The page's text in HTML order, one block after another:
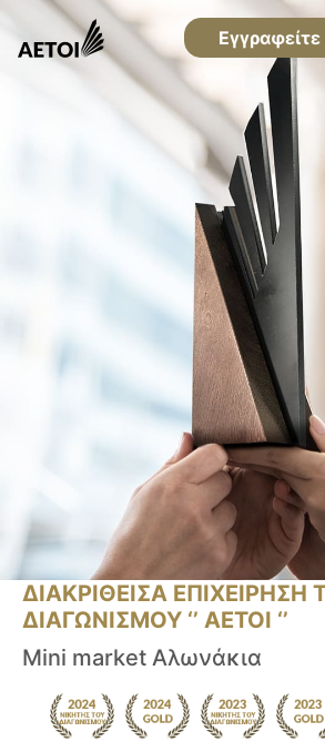
Εγγραφείτε
ΔΙΑΚΡΙΘΕΙΣΑ ΕΠΙΧΕΙΡΗΣΗ
ΔΙΑΓΩΝΙΣΜΟΥ ‘’ ΑΕΤΟΙ ‘’
Mini market Αλωνάκια